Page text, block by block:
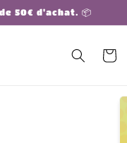
50€ d'achat. 📦
Panier